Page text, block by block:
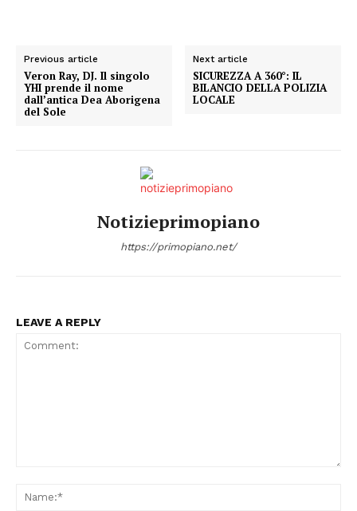
Previous article
Veron Ray, DJ. Il singolo
YHI prende il nome
dall’antica Dea Aborigena
del Sole
Next article
SICUREZZA A 360°: IL
BILANCIO DELLA POLIZIA
LOCALE
Notizieprimopiano
https://primopiano.net/
LEAVE A REPLY